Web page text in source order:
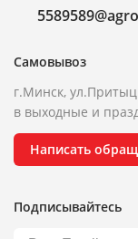
Самовывоз
г.Минск,
в выходные и
Написать
Подписывайтесь